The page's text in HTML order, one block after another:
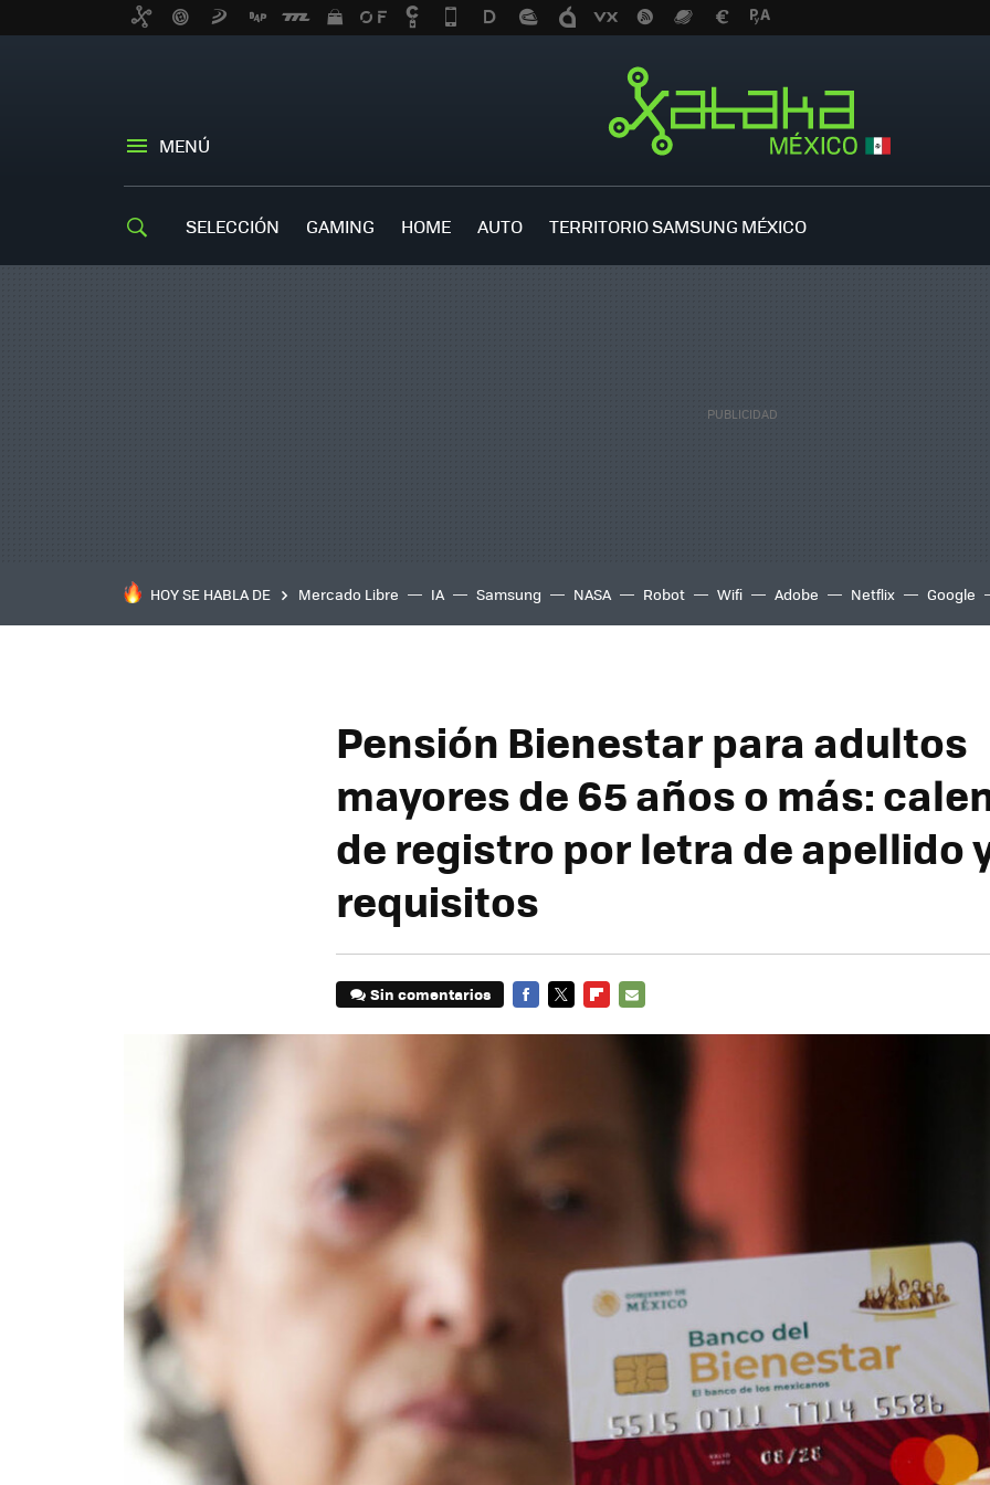
MENÚ
SELECCIÓN GAMING HOME AUTO TERRITORIO SAMSUNG MÉXICO
HOY SE HABLA DE Mercado Libre IA Samsung NASA Robot Wifi Adobe Netflix Google
Pensión Bienestar para adultos
mayores de 65 años o más:
de registro por letra de apellido
requisitos
Sin comentarios